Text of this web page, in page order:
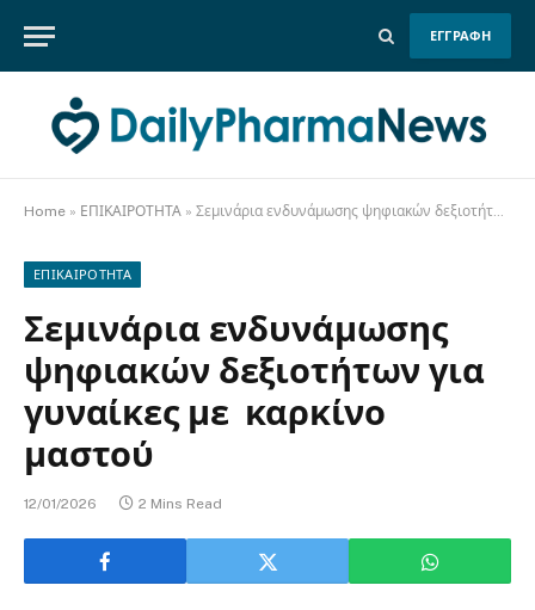
ΕΓΓΡΑΦΗ
Home » ΕΠΙΚΑΙΡΟΤΗΤΑ » Σεμινάρια ενδυνάμωσης ψηφιακών δεξιοτήτων για γυναίκες με καρκίνο μαστού
ΕΠΙΚΑΙΡΟΤΗΤΑ
Σεμινάρια ενδυνάμωσης
ψηφιακών δεξιοτήτων για
γυναίκες με καρκίνο
μαστού
12/01/2026 2 Mins Read